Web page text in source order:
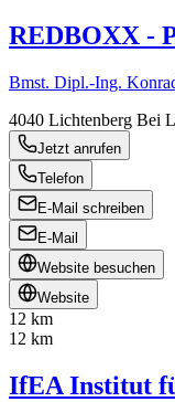
REDBOXX -
Bmst. Dipl.-Ing.
4040 Lichtenberg Bei
Jetzt anrufen
Telefon
E-Mail schreiben
E-Mail
Website besuchen
Website
12 km
12 km
IfEA Institut